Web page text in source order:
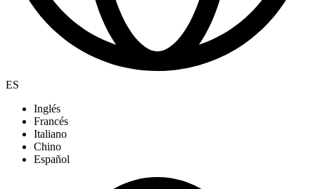
ES
Inglés
Francés
Italiano
Chino
Español